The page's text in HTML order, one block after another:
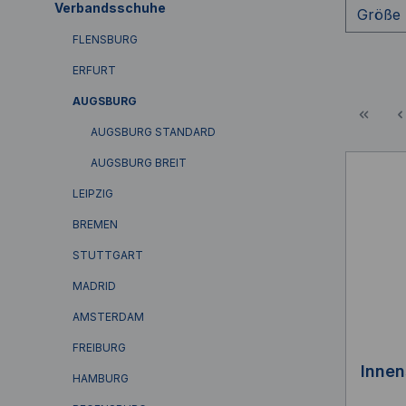
Verbandsschuhe
FLENSBURG
ERFURT
AUGSBURG
AUGSBURG STANDARD
AUGSBURG BREIT
LEIPZIG
BREMEN
STUTTGART
MADRID
AMSTERDAM
FREIBURG
HAMBURG
Größe